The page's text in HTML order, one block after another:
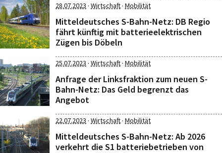
28.07.2023 · Wirtschaft· Mobilität
Mitteldeutsches S-Bahn-Netz: DB Regio
fährt künftig mit batterieelektrischen
Zügen bis Döbeln
25.07.2023 · Wirtschaft· Mobilität
Anfrage der Linksfraktion zum neuen S-
Bahn-Netz: Das Geld begrenzt das
Angebot
22.07.2023 · Wirtschaft· Mobilität
Mitteldeutsches S-Bahn-Netz: Ab 2026
verkehrt die S1 batteriebetrieben von